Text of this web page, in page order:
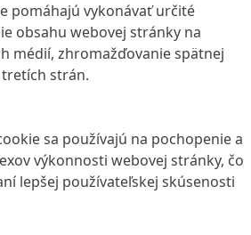
pomáhajú vykonávať určité
obsahu webovej stránky na
médií, zhromažďovanie spätnej
strán.
sa používajú na pochopenie a
výkonnosti webovej stránky, čo
lepšej používateľskej skúsenosti